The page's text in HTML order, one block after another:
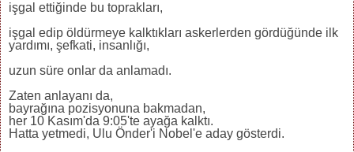
işgal ettiğinde bu toprakları,
işgal edip öldürmeye kalktıkları askerlerden gördüğünde ilk
yardımı, şefkati, insanlığı,
uzun süre onlar da anlamadı.
Zaten anlayanı da,
bayrağına pozisyonuna bakmadan,
her 10 Kasım'da 9:05'te ayağa kalktı.
Hatta yetmedi, Ulu Önder'i Nobel'e aday gösterdi.